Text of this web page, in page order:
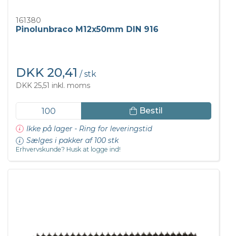
161380
Pinolunbraco M12x50mm DIN 916
DKK 20,41 / stk
DKK 25,51 inkl. moms
Bestil
Ikke på lager - Ring for leveringstid
Sælges i pakker af 100 stk
Erhvervskunde? Husk at logge ind!